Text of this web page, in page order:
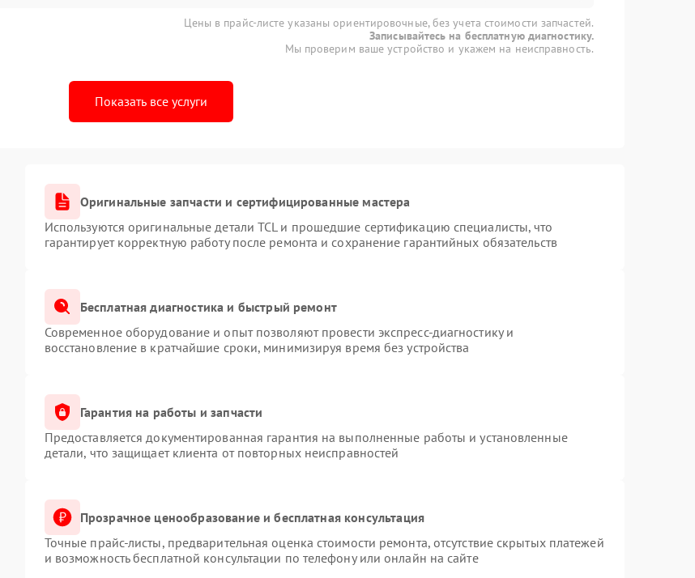
Цены в прайс-листе указаны ориентировочные, без учета стоимости запчастей.
Записывайтесь на бесплатную диагностику.
Мы проверим ваше устройство и укажем на неисправность.
Показать все услуги
Оригинальные запчасти и сертифицированные мастера
Используются оригинальные детали TCL и прошедшие сертификацию специалисты, что
гарантирует корректную работу после ремонта и сохранение гарантийных обязательств
Бесплатная диагностика и быстрый ремонт
Современное оборудование и опыт позволяют провести экспресс-диагностику и
восстановление в кратчайшие сроки, минимизируя время без устройства
Гарантия на работы и запчасти
Предоставляется документированная гарантия на выполненные работы и установленные
детали, что защищает клиента от повторных неисправностей
Прозрачное ценообразование и бесплатная консультация
Точные прайс-листы, предварительная оценка стоимости ремонта, отсутствие скрытых платежей
и возможность бесплатной консультации по телефону или онлайн на сайте